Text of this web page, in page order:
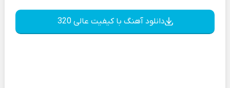
دانلود آهنگ با کیفیت عالی 320